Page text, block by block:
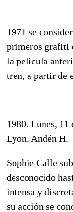
1971 se
primeros grafiti
la película
tren, a partir de
1980. Lunes, 11
Lyon. Andén H.
Sophie Calle
desconocido
intensa y
su acción se